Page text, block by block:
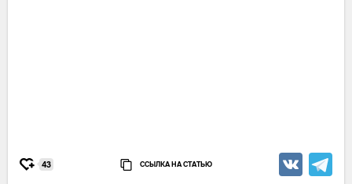
43 ССЫЛКА НА СТАТЬЮ